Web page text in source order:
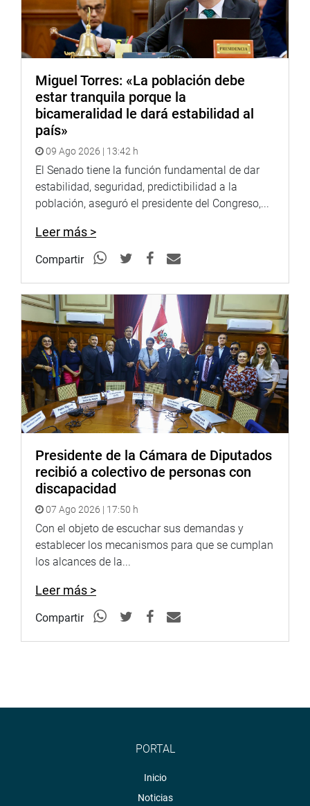
constitucionales declaradas improcedentes por la
Subcomisión de Acusaciones Constitucionales, por lo
tanto, también pasaron al archivo.
De esta manera, la Comisión Permanente dio trámite a
diversas denuncias constitucionales en cumplimiento al
procedimiento establecido en el artículo 89 del
Reglamento del Congreso.
OFICINA DE COMUNICACIONES E IMAGEN
INSTITUCIONAL
Miguel Torres: «La población debe
estar tranquila porque la
bicameralidad le dará estabilidad al
país»
09 Ago 2026 | 13:42 h
El Senado tiene la función fundamental de dar
estabilidad, seguridad, predictibilidad a la
población, aseguró el presidente del Congreso,...
Leer más >
Compartir
Presidente de la Cámara de Diputados
recibió a colectivo de personas con
discapacidad
07 Ago 2026 | 17:50 h
Con el objeto de escuchar sus demandas y
establecer los mecanismos para que se cumplan
los alcances de la...
Leer más >
Compartir
PORTAL
Inicio
Noticias